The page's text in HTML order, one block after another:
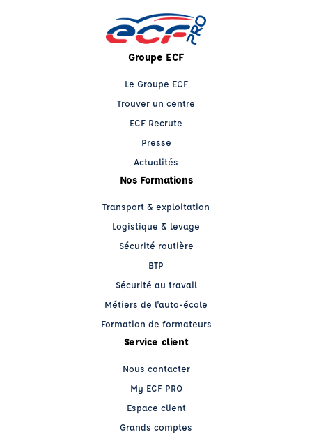
Groupe ECF
Le Groupe ECF
Trouver un centre
ECF Recrute
Presse
Actualités
Nos Formations
Transport & exploitation
Logistique & levage
Sécurité routière
BTP
Sécurité au travail
Métiers de l'auto-école
Formation de formateurs
Service client
Nous contacter
My ECF PRO
Espace client
Grands comptes